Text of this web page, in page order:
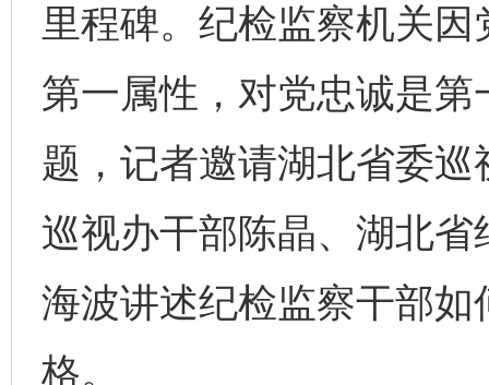
里程碑。纪检监察机关
第一属性，对党忠诚是第
题，记者邀请湖北省委
巡视办干部陈晶、湖北
海波讲述纪检监察干部
格。